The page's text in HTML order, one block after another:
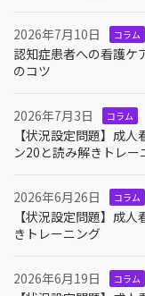
2026年7月10日 コラム
認知症患者への看護ケ
のコツ
2026年7月3日 コラム
【状況設定問題】成
ン20と読み解きトレー
2026年6月26日 コラム
【状況設定問題】成
きトレーニング
2026年6月19日 コラム